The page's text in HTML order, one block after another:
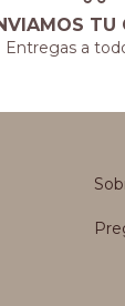
TU
Entregas a